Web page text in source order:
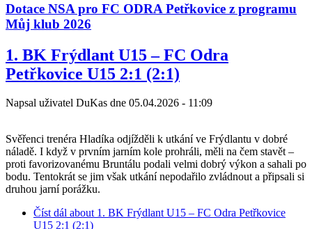
Dotace NSA pro FC ODRA Petřkovice z programu
Můj klub 2026
Predchádzajúci
Nasledujúci
1. BK Frýdlant U15 – FC Odra
Petřkovice U15 2:1 (2:1)
Napsal uživatel DuKas dne 05.04.2026 - 11:09
Svěřenci trenéra Hladíka odjížděli k utkání ve Frýdlantu v dobré
náladě. I když v prvním jarním kole prohráli, měli na čem stavět –
proti favorizovanému Bruntálu podali velmi dobrý výkon a sahali po
bodu. Tentokrát se jim však utkání nepodařilo zvládnout a připsali si
druhou jarní porážku.
Číst dál about 1. BK Frýdlant U15 – FC Odra Petřkovice
U15 2:1 (2:1)